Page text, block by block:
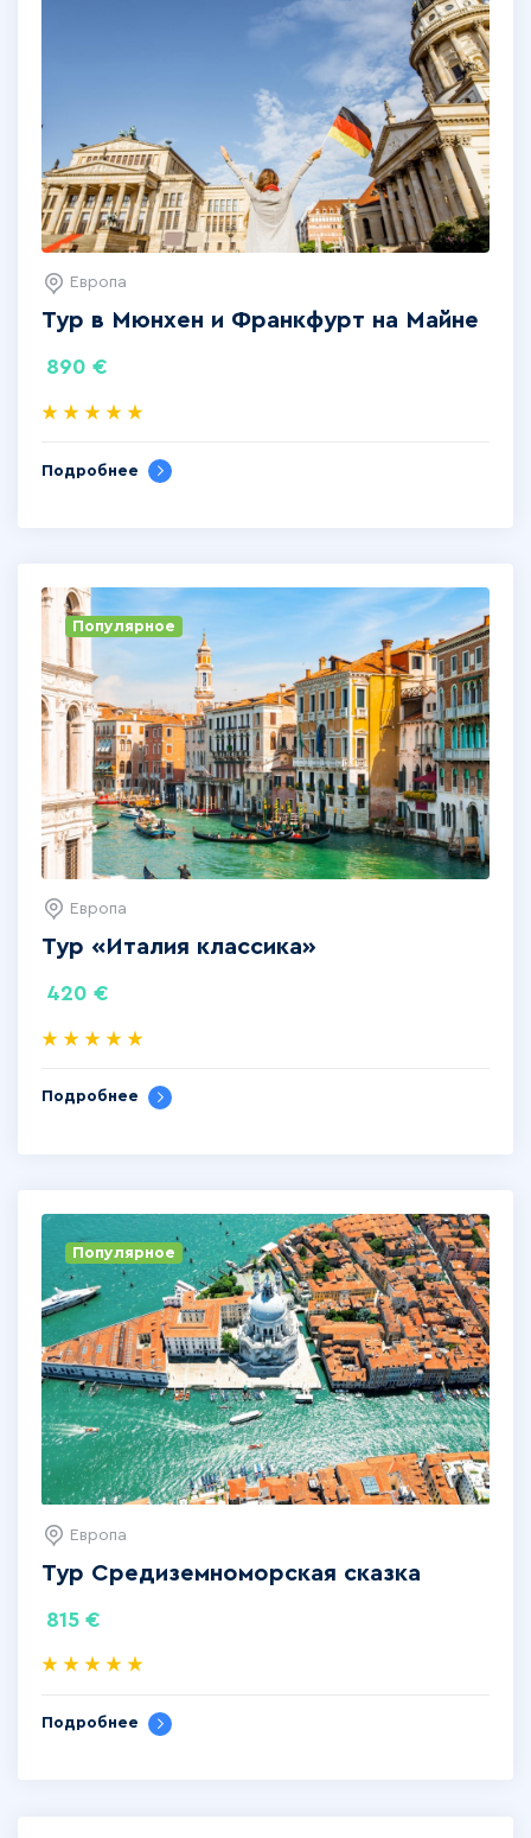
Европа
Тур в Мюнхен и Франкфурт на Майне
890 €
Подробнее
Популярное
Европа
Тур «‎Италия классика»
420 €
Подробнее
Популярное
Европа
Тур Средиземноморская сказка
815 €
Подробнее